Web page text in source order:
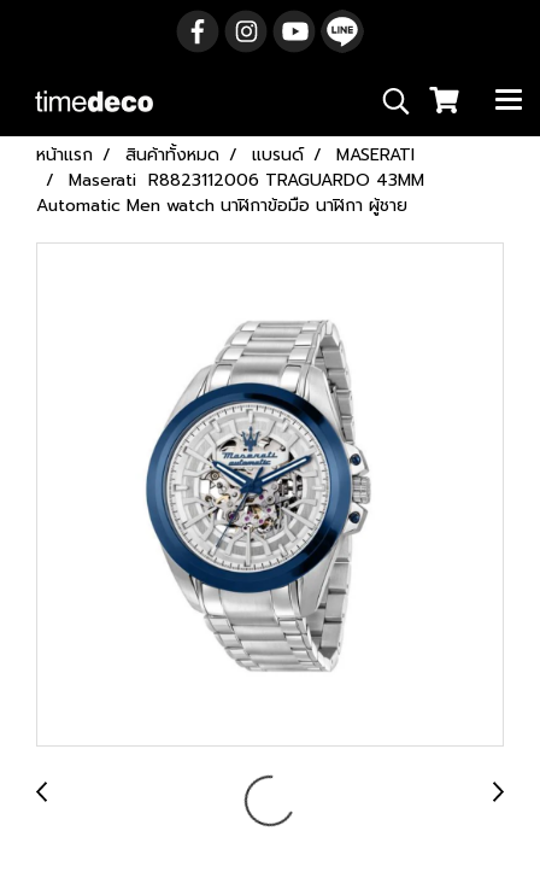
หน้าแรก สินค้าทั้งหมด แบรนด์
MASERATI
Maserati R8823112006 TRAGUARDO 43MM
Automatic Men watch นาฬิกาข้อมือ นาฬิกา ผู้ชาย